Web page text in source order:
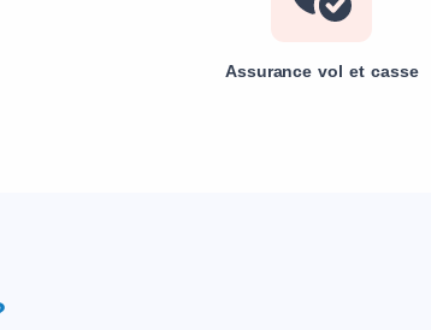
Assurance vol et casse